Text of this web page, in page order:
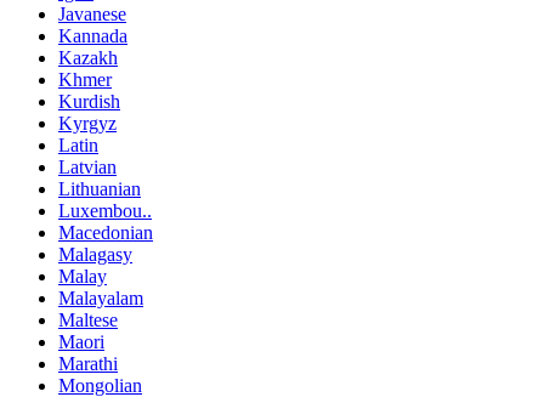
Javanese
Kannada
Kazakh
Khmer
Kurdish
Kyrgyz
Latin
Latvian
Lithuanian
Luxembou..
Macedonian
Malagasy
Malay
Malayalam
Maltese
Maori
Marathi
Mongolian